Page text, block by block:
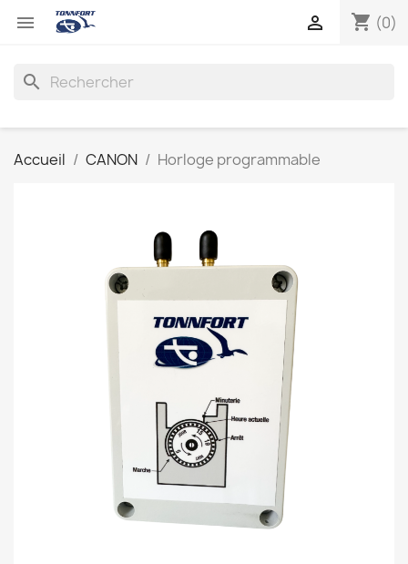
 shopping_cart (0)

search
Accueil CANON Horloge programmable